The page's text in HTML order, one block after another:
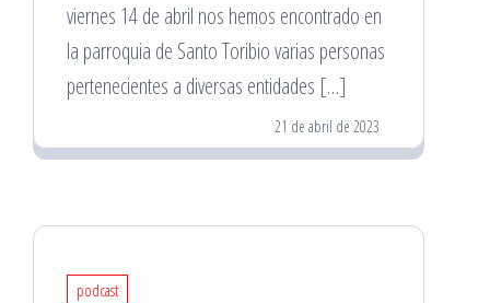
viernes 14 de abril nos hemos encontrado en
la parroquia de Santo Toribio varias personas
pertenecientes a diversas entidades […]
21 de abril de 2023
podcast